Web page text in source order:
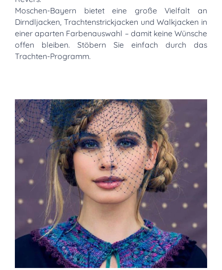
Moschen-Bayern bietet eine große Vielfalt an
Dirndljacken, Trachtenstrickjacken und Walkjacken in
einer aparten Farbenauswahl – damit keine Wünsche
offen bleiben. Stöbern Sie einfach durch das
Trachten-Programm.